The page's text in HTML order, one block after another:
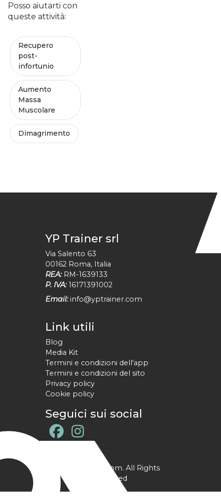
Posso aiutarti con
queste attività:
Recupero
post-
infortunio
Aumento
Massa
Muscolare
Dimagrimento
YP Trainer srl
Via Salento 63
00162 Roma, Italia
REA: RM-1639133
P. IVA: 16171391002
Email: info@yptrainer.com
Link utili
Blog
Media Kit
Termini e condizioni dell'app
Termini e condizioni del sito
Privacy policy
Cookie policy
Seguici sui social
@ YPtrainer.com. All Rights
Reserved